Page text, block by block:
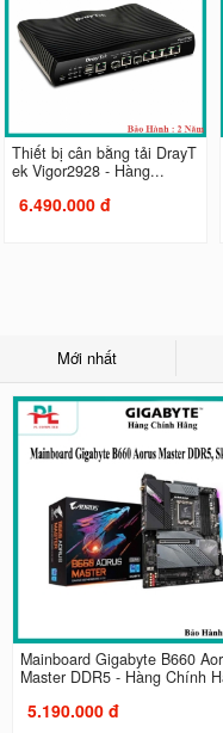
Thiết bị cân bằng tải DrayT
ek Vigor2928 - Hàng...
6.490.000 đ
Mới nhất
Mainboard Gigabyte B660
Master DDR5 - Hàng Chính
5.190.000 đ